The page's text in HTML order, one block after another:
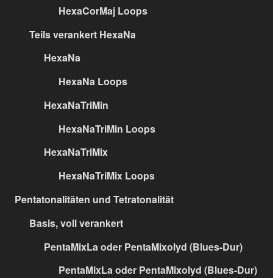
HexaCorMaj Loops
Teils verankert HexaNa
HexaNa
HexaNa Loops
HexaNaTriMin
HexaNaTriMin Loops
HexaNaTriMix
HexaNaTriMix Loops
Pentatonalitäten und Tetratonalität
Basis, voll verankert
PentaMixLa oder PentaMixolyd (Blues-Dur)
PentaMixLa oder PentaMixolyd (Blues-Dur)